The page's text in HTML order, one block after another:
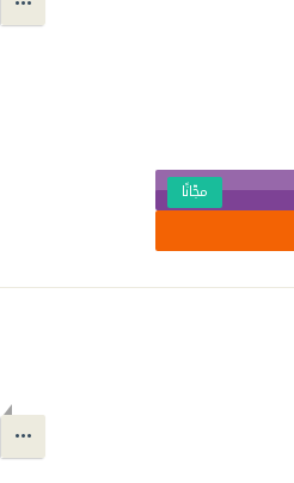
مجّانًا